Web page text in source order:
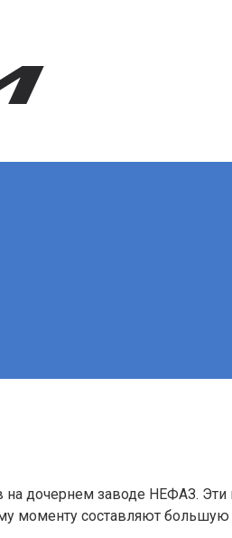
на дочернем заводе НЕФАЗ.
моменту составляют большую